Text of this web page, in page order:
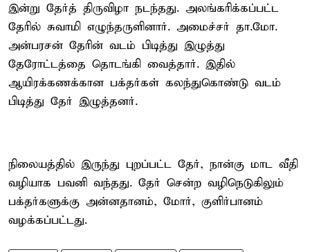
இன்று தேர்த் திருவிழா நடந்தது. அலங்கரிக்கப்பட்ட
தேரில் சுவாமி எழுந்தருளினார். அமைச்சர் தா.மோ.
அன்பரசன் தேரின் வடம் பிடித்து இழுத்து
தேரோட்டத்தை தொடங்கி வைத்தார். இதில்
ஆயிரக்கணக்கான பக்தர்கள் கலந்துகொண்டு வடம்
பிடித்து தேர் இழுத்தனர்.
நிலையத்தில் இருந்து புறப்பட்ட தேர், நான்கு மாட வீதி
வழியாக பவனி வந்தது. தேர் சென்ற வழிநெடுகிலும்
பக்தர்களுக்கு அன்னதானம், மோர், குளிர்பானம்
வழக்கப்பட்டது.